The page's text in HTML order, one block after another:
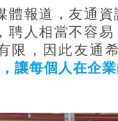
體報道，友通資
聘人相當不容易
限，因此友通
讓每個人在企